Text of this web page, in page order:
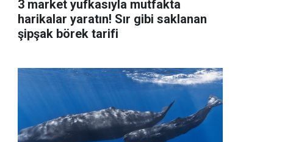
3 market yufkasıyla mutfakta
harikalar yaratın! Sır gibi saklanan
şipşak börek tarifi